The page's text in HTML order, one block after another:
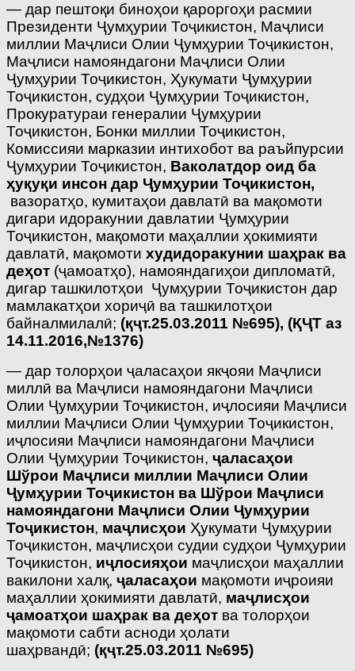
— дар пештоқи биноҳои қароргоҳи расмии
Президенти Ҷумҳурии Тоҷикистон, Маҷлиси
миллии Маҷлиси Олии Ҷумҳурии Тоҷикистон,
Маҷлиси намояндагони Маҷлиси Олии
Ҷумҳурии Тоҷикистон, Ҳукумати Ҷумҳурии
Тоҷикистон, судҳои Ҷумҳурии Тоҷикистон,
Прокуратураи генералии Ҷумҳурии
Тоҷикистон, Бонки миллии Тоҷикистон,
Комиссияи марказии интихобот ва раъйпурсии
Ҷумҳурии Тоҷикистон, Ваколатдор оид ба
ҳуқуқи инсон дар Ҷумҳурии Тоҷикистон,
вазоратҳо, кумитаҳои давлатӣ ва мақомоти
дигари идоракунии давлатии Ҷумҳурии
Тоҷикистон, мақомоти маҳаллии ҳокимияти
давлатӣ, мақомоти худидоракунии шаҳрак ва
деҳот (ҷамоатҳо), намояндагиҳои дипломатӣ,
дигар ташкилотҳои Ҷумҳурии Тоҷикистон дар
мамлакатҳои хориҷӣ ва ташкилотҳои
байналмилалӣ; (қҷт.25.03.2011 №695), (ҚҶТ аз
14.11.2016,№1376)
— дар толорҳои ҷаласаҳои якҷояи Маҷлиси
миллӣ ва Маҷлиси намояндагони Маҷлиси
Олии Ҷумҳурии Тоҷикистон, иҷлосияи Маҷлиси
миллии Маҷлиси Олии Ҷумҳурии Тоҷикистон,
иҷлосияи Маҷлиси намояндагони Маҷлиси
Олии Ҷумҳурии Тоҷикистон, ҷаласаҳои
Шўрои Маҷлиси миллии Маҷлиси Олии
Ҷумҳурии Тоҷикистон ва Шўрои Маҷлиси
намояндагони Маҷлиси Олии Ҷумҳурии
Тоҷикистон, маҷлисҳои Ҳукумати Ҷумҳурии
Тоҷикистон, маҷлисҳои судии судҳои Ҷумҳурии
Тоҷикистон, иҷлосияҳои маҷлисҳои маҳаллии
вакилони халқ, ҷаласаҳои мақомоти иҷроияи
маҳаллии ҳокимияти давлатӣ, маҷлисҳои
ҷамоатҳои шаҳрак ва деҳот ва толорҳои
мақомоти сабти асноди ҳолати
шаҳрвандӣ; (қҷт.25.03.2011 №695)